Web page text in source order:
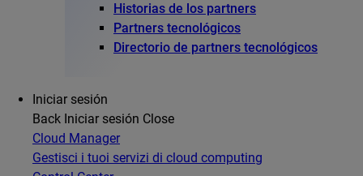
Historias de los partners
Partners tecnológicos
Directorio de partners tecnológicos
Iniciar sesión
Back Iniciar sesión Close
Cloud Manager
Gestisci i tuoi servizi di cloud computing